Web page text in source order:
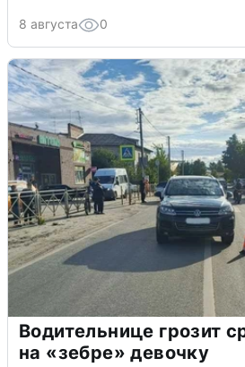
8 августа 0
Водительнице грозит
на «зебре» девочку